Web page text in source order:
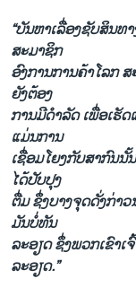
“ບັນຫາເລື່ອງຊັບສິນທ
ສະມາຊິກ
ອົງການການຄ້າໂລກ
ຍັງຕ້ອງ
ການມີດໍາລັດ ເພື່ອເຮັ
ແມ່ນການ
ເຊື່ອມໂຍງກັບສາກົນນັ້
ໄດ້ປັບປຸງ
ຕື່ມ ຊຶ່ງບາງຈຸດດັ່ງກ່າ
ມັນບໍ່ທັນ
ລະອຽດ ຊຶ່ງພວກເຂົາ
ລະອຽດ.”